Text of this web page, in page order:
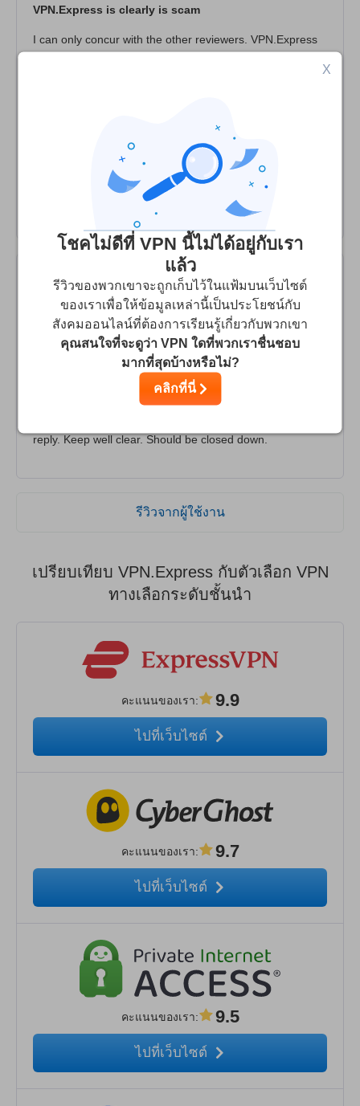
VPN.Express is clearly is scam
I can only concur with the other reviewers. VPN.Express
reason is simple: I did not read carefully the website and
so thought I was buying a subscription to ExpressVPN!
Clearly in some way punishment for being careless.
Congratulation VPN.Express You guys are just thieves.
ไม่ระบุชื่อ 2
A fool and his money is soon parted
Total scam, When I paid the subscription they said it
hadn't worked, tried to convince me to pay again, smelt a
rat by now but they had taken my money, nothing worked,
reply. Keep well clear. Should be closed down.
รีวิวจากผู้ใช้งาน
เปรียบเทียบ VPN.Express กับตัวเลือก VPN
ทางเลือกระดับชั้นนำ
คะแนนของเรา: 9.9
ไปที่เว็บไซต์
คะแนนของเรา: 9.7
ไปที่เว็บไซต์
คะแนนของเรา: 9.5
ไปที่เว็บไซต์
X
โชคไม่ดีที่ VPN นี้ไม่ได้อยู่กับเรา
แล้ว
รีวิวของพวกเขาจะถูกเก็บไว้ในแฟ้มบนเว็บไซต์
ของเราเพื่อให้ข้อมูลเหล่านี้เป็นประโยชน์กับ
สังคมออนไลน์ที่ต้องการเรียนรู้เกี่ยวกับพวกเขา
คุณสนใจที่จะดูว่า VPN ใดที่พวกเราชื่นชอบ
มากที่สุดบ้างหรือไม่?
คลิกที่นี่